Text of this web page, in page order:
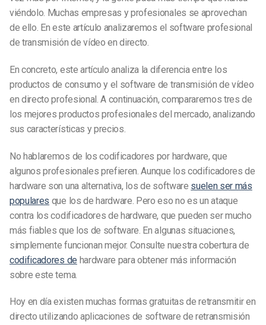
viéndolo. Muchas empresas y profesionales se aprovechan
de ello. En este artículo analizaremos el software profesional
de transmisión de vídeo en directo.
En concreto, este artículo analiza la diferencia entre los
productos de consumo y el software de transmisión de vídeo
en directo profesional. A continuación, compararemos tres de
los mejores productos profesionales del mercado, analizando
sus características y precios.
No hablaremos de los codificadores por hardware, que
algunos profesionales prefieren. Aunque los codificadores de
hardware son una alternativa, los de software suelen ser más
populares que los de hardware. Pero eso no es un ataque
contra los codificadores de hardware, que pueden ser mucho
más fiables que los de software. En algunas situaciones,
simplemente funcionan mejor. Consulte nuestra cobertura de
codificadores de hardware para obtener más información
sobre este tema.
Hoy en día existen muchas formas gratuitas de retransmitir en
directo utilizando aplicaciones de software de retransmisión